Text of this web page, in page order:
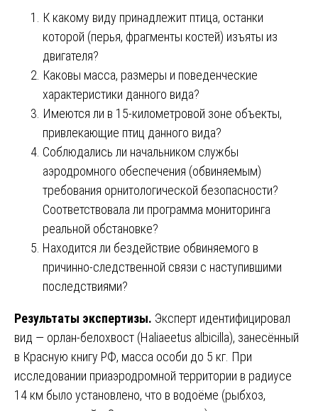
К какому виду принадлежит птица, останки
которой (перья, фрагменты костей) изъяты из
двигателя?
Каковы масса, размеры и поведенческие
характеристики данного вида?
Имеются ли в 15-километровой зоне объекты,
привлекающие птиц данного вида?
Соблюдались ли начальником службы
аэродромного обеспечения (обвиняемым)
требования орнитологической безопасности?
Соответствовала ли программа мониторинга
реальной обстановке?
Находится ли бездействие обвиняемого в
причинно-следственной связи с наступившими
последствиями?
Результаты экспертизы. Эксперт идентифицировал
вид — орлан-белохвост (Haliaeetus albicilla), занесённый
в Красную книгу РФ, масса особи до 5 кг. При
исследовании приаэродромной территории в радиусе
14 км было установлено, что в водоёме (рыбхоз,